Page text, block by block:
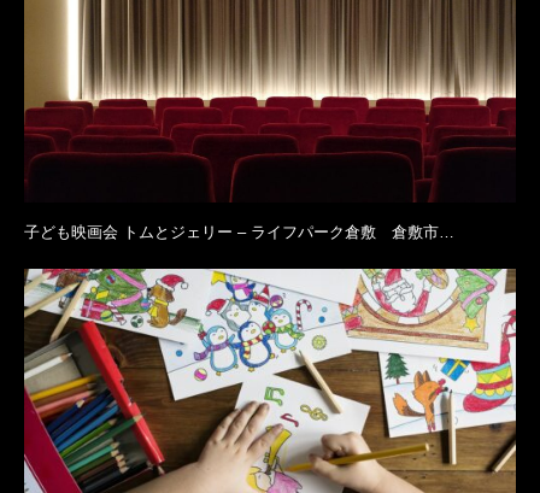
子ども映画会 トムとジェリー – ライフパーク倉敷 倉敷市…